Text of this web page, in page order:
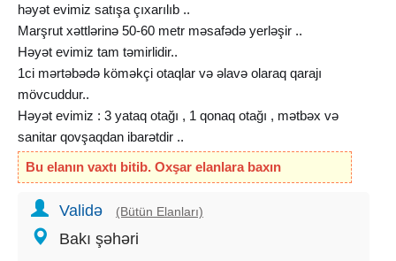
həyət evimiz satışa çıxarılıb ..
Marşrut xəttlərinə 50-60 metr məsafədə yerləşir ..
Həyət evimiz tam təmirlidir..
1ci mərtəbədə köməkçi otaqlar və əlavə olaraq qarajı
mövcuddur..
Həyət evimiz : 3 yataq otağı , 1 qonaq otağı , mətbəx və
sanitar qovşaqdan ibarətdir ..
Kamera müşahidəsi də mövcuddur..
Kommunallar tam qaydasındadır : su, işıq , qaz , optik
internet daimidir..
İstilik sistemi kombidir ..
Torpaq sahəsi : 3 sot
Bu elanın vaxtı bitib. Oxşar elanlara baxın
Validə (Bütün Elanları)
Bakı şəhəri